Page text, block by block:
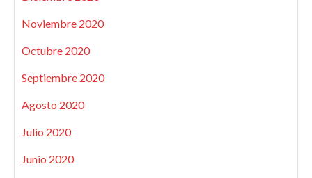
Noviembre 2020
Octubre 2020
Septiembre 2020
Agosto 2020
Julio 2020
Junio 2020